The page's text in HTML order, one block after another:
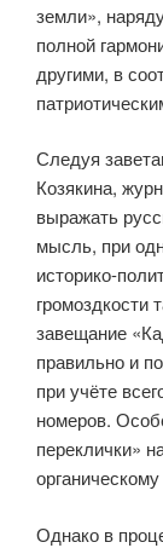
земли»,
полной
другими, в
Следуя
Козякина,
выражать
мысль, при
историко-
громозд­кости
завещание
правильно и
при учёте
номеров.
переклички»
Однако в